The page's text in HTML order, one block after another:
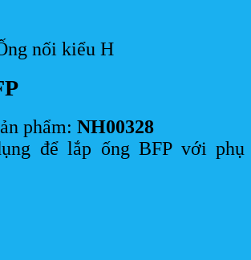
nối kiểu H
phẩm: NH00328
để lắp ống BFP với phụ